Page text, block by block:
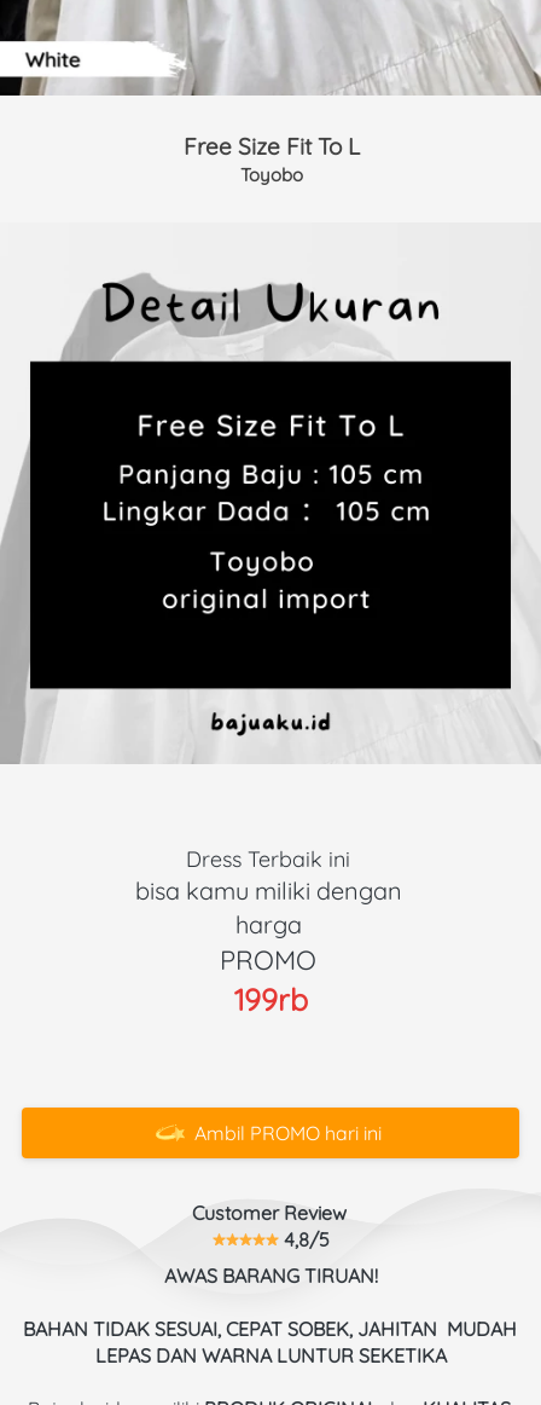
Free Size Fit To L
Toyobo
Dress Terbaik ini
bisa kamu miliki dengan
harga
PROMO
199rb
` Ambil PROMO hari ini
Customer Review
4,8/5
AWAS BARANG TIRUAN!
BAHAN TIDAK SESUAI, CEPAT SOBEK, JAHITAN  MUDAH
LEPAS DAN WARNA LUNTUR SEKETIKA